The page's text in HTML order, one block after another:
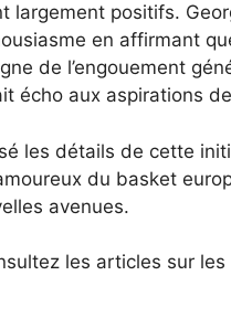
largement positifs.
en affirmant
de l’engouement
écho aux aspirations
les détails de cette
du basket
avenues.
les articles sur